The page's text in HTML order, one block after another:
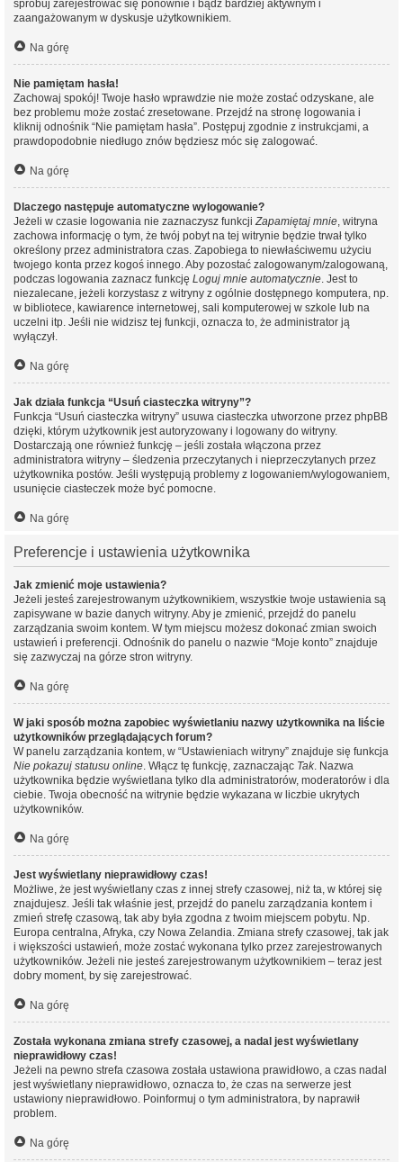
spróbuj zarejestrować się ponownie i bądź bardziej aktywnym i
zaangażowanym w dyskusje użytkownikiem.
Na górę
Nie pamiętam hasła!
Zachowaj spokój! Twoje hasło wprawdzie nie może zostać odzyskane, ale
bez problemu może zostać zresetowane. Przejdź na stronę logowania i
kliknij odnośnik “Nie pamiętam hasła”. Postępuj zgodnie z instrukcjami, a
prawdopodobnie niedługo znów będziesz móc się zalogować.
Na górę
Dlaczego następuje automatyczne wylogowanie?
Jeżeli w czasie logowania nie zaznaczysz funkcjiZapamiętaj mnie, witryna
zachowa informację o tym, że twój pobyt na tej witrynie będzie trwał tylko
określony przez administratora czas. Zapobiega to niewłaściwemu użyciu
twojego konta przez kogoś innego. Aby pozostać zalogowanym/zalogowaną,
podczas logowania zaznacz funkcję Loguj mnie automatycznie. Jest to
niezalecane, jeżeli korzystasz z witryny z ogólnie dostępnego komputera, np.
w bibliotece, kawiarence internetowej, sali komputerowej w szkole lub na
uczelni itp. Jeśli nie widzisz tej funkcji, oznacza to, że administrator ją
wyłączył.
Na górę
Jak działa funkcja “Usuń ciasteczka witryny”?
Funkcja “Usuń ciasteczka witryny” usuwa ciasteczka utworzone przez phpBB
dzięki, którym użytkownik jest autoryzowany i logowany do witryny.
Dostarczają one również funkcję – jeśli została włączona przez
administratora witryny – śledzenia przeczytanych i nieprzeczytanych przez
użytkownika postów. Jeśli występują problemy z logowaniem/wylogowaniem,
usunięcie ciasteczek może być pomocne.
Na górę
Preferencje i ustawienia użytkownika
Jak zmienić moje ustawienia?
Jeżeli jesteś zarejestrowanym użytkownikiem, wszystkie twoje ustawienia są
zapisywane w bazie danych witryny. Aby je zmienić, przejdź do panelu
zarządzania swoim kontem. W tym miejscu możesz dokonać zmian swoich
ustawień i preferencji. Odnośnik do panelu o nazwie “Moje konto” znajduje
się zazwyczaj na górze stron witryny.
Na górę
W jaki sposób można zapobiec wyświetlaniu nazwy użytkownika na liście
użytkowników przeglądających forum?
W panelu zarządzania kontem, w “Ustawieniach witryny” znajduje się funkcja
Nie pokazuj statusu online. Włącz tę funkcję, zaznaczając Tak. Nazwa
użytkownika będzie wyświetlana tylko dla administratorów, moderatorów i dla
ciebie. Twoja obecność na witrynie będzie wykazana w liczbie ukrytych
użytkowników.
Na górę
Jest wyświetlany nieprawidłowy czas!
Możliwe, że jest wyświetlany czas z innej strefy czasowej, niż ta, w której się
znajdujesz. Jeśli tak właśnie jest, przejdź do panelu zarządzania kontem i
zmień strefę czasową, tak aby była zgodna z twoim miejscem pobytu. Np.
Europa centralna, Afryka, czy Nowa Zelandia. Zmiana strefy czasowej, tak jak
i większości ustawień, może zostać wykonana tylko przez zarejestrowanych
użytkowników. Jeżeli nie jesteś zarejestrowanym użytkownikiem – teraz jest
dobry moment, by się zarejestrować.
Na górę
Została wykonana zmiana strefy czasowej, a nadal jest wyświetlany
nieprawidłowy czas!
Jeżeli na pewno strefa czasowa została ustawiona prawidłowo, a czas nadal
jest wyświetlany nieprawidłowo, oznacza to, że czas na serwerze jest
ustawiony nieprawidłowo. Poinformuj o tym administratora, by naprawił
problem.
Na górę